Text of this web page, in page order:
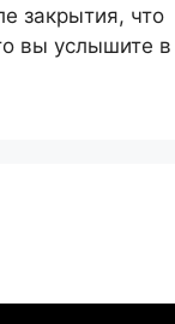
закрытия, что
вы услышите в